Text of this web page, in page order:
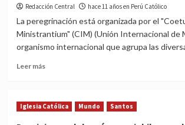
Jehová
escondieron
más
de
mil
infantil
Redacción Central hace 11 años en Perú Católico
La peregrinación está organizada por el
Ministrantium" (CIM) (Unión Internacional de
organismo internacional que agrupa las
Leer másRead
Papa
Iglesia Católica Mundo Santos